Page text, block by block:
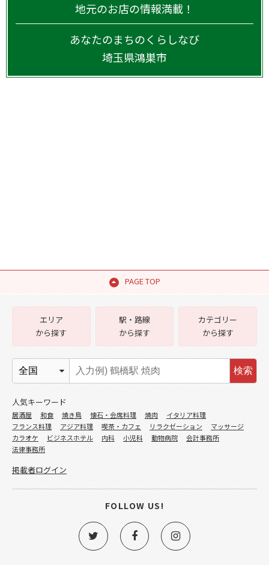
地元のお店の情報満載！
あなたのまちのくらしなび
埼玉県鴻巣市
PAGE TOP
エリア
から探す
駅・路線
から探す
カテゴリー
から探す
検索
人気キーワード
居酒屋 和食 焼き鳥 懐石・会席料理 焼肉
イタリア料理
フランス料理
アジア料理 喫茶・カフェ リラクゼーション
マッサージ
カラオケ
ビジネスホテル 内科 小児科 動物病院
会計事務所
法律事務所
掲載者ログイン
FOLLOW US!